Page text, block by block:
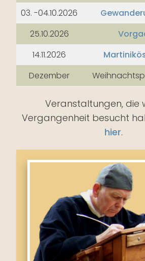
03. -04.10.2026
25.10.2026
14.11.2026
Dezember
Veranstaltungen, die
Vergangenheit besucht
hier.